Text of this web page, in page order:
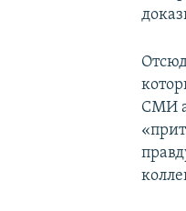
СМИ